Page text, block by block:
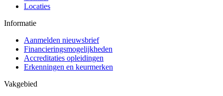
Locaties
Informatie
Aanmelden nieuwsbrief
Financieringsmogelijkheden
Accreditaties opleidingen
Erkenningen en keurmerken
Vakgebied